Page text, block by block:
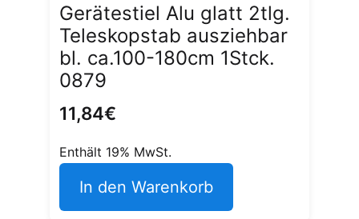
Gerätestiel Alu glatt 2tlg.
Teleskopstab ausziehbar
bl. ca.100-180cm 1Stck.
0879
11,84€
Enthält 19% MwSt.
In den Warenkorb